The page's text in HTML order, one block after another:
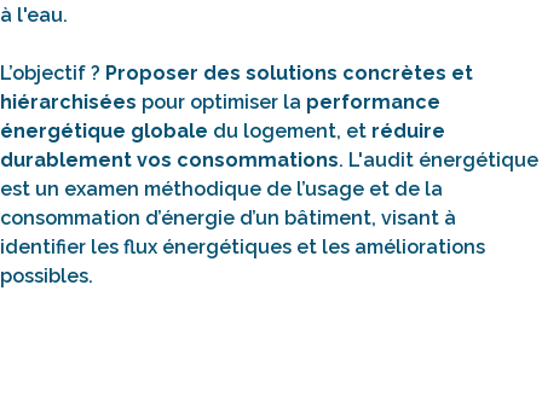
à l'eau.
L’objectif ? Proposer des solutions concrètes et
hiérarchisées pour optimiser la performance
énergétique globale du logement, et réduire
durablement vos consommations. L'audit énergétique
est un examen méthodique de l’usage et de la
consommation d’énergie d’un bâtiment, visant à
identifier les flux énergétiques et les améliorations
possibles.